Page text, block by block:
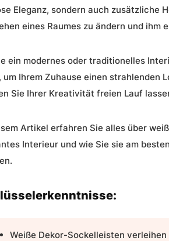
Eleganz, sondern auch zusätzliche
eines Raumes zu ändern und ihm
ein modernes oder traditionelles
um Ihrem Zuhause einen strahlenden
Sie Ihrer Kreativität freien Lauf
Artikel erfahren Sie alles über
Interieur und wie Sie sie am
Weiße Dekor-Sockelleisten verleihen